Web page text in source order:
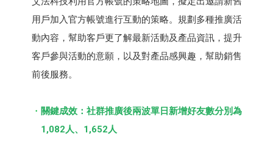
用戶加入官方帳號進行互動的策略。規劃多種推廣活
動內容，幫助客戶更了解最新活動及產品資訊，提升
客戶參與活動的意願，以及對產品感興趣，幫助銷售
前後服務。
關鍵成效：社群推廣後兩波單日新增好友數分別為
1,082⼈、1,652⼈